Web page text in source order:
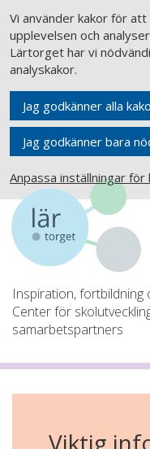
Vi använder kakor för
upplevelsen och
Lärtorget har vi
analyskakor.
Jag godkänner alla
Jag godkänner bara
Anpassa inställningar för
Inspiration,
Center för
samarbetspartners
Viktig